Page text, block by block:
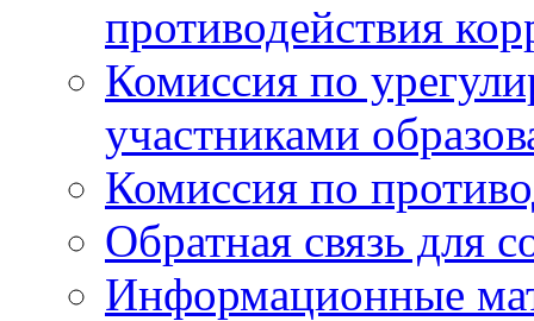
противодействия
Комиссия по
участниками
Комиссия по
Обратная связь для
Информационные